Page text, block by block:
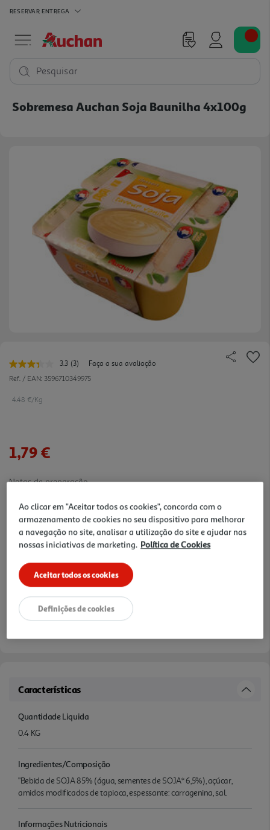
RESERVAR ENTREGA
Pesquisar
Sobremesa Auchan Soja Baunilha 4x100g
3.3 Leu
3
(3)
Faça a sua avaliação
Ref. / EAN: 3596710349975
4.48 €/Kg
1,79 €
Notas de preparação
Características
Quantidade Liquida
0.4 KG
Ingredientes/Composição
"Bebida de SOJA 85% (água, sementes de SOJA* 6,5%), açúcar,
amidos modificados de tapioca, espessante: carragenina, sal.
Informações Nutricionais
Ao clicar em "Aceitar todos os cookies", concorda com o
armazenamento de cookies no seu dispositivo para melhorar
a navegação no site, analisar a utilização do site e ajudar nas
nossas iniciativas de marketing. Política de Cookies
Aceitar todos os cookies
Definições de cookies